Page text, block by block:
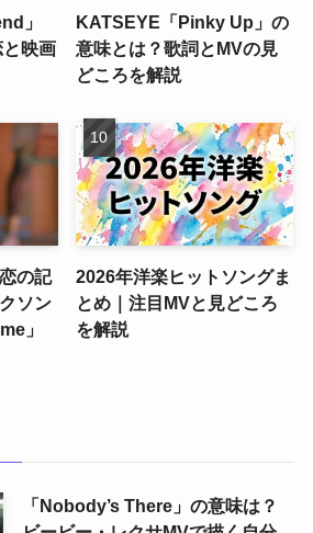
」
映画
KATSEYE「Pinky Up」の
意味とは？歌詞とMVの見
どころを解説
の記
ソン
」
2026年洋楽ヒットソングま
とめ｜注目MVと見どころ
を解説
「Nobody’s There」の意味は？